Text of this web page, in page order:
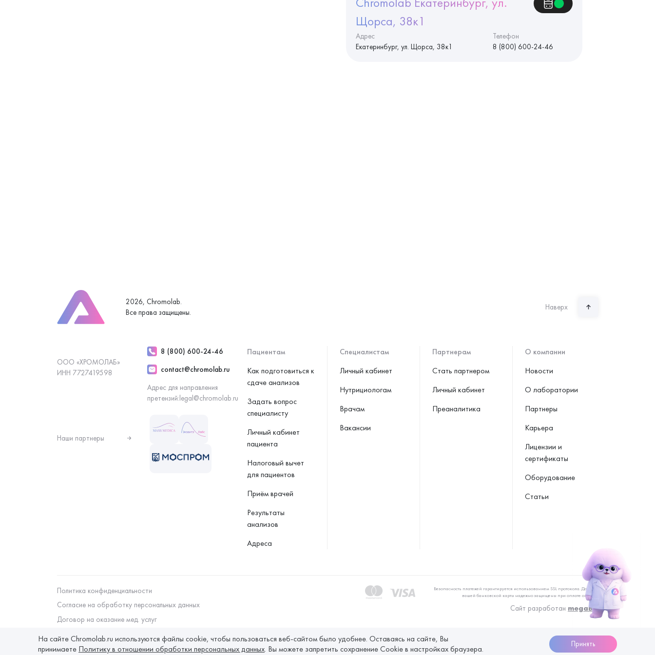
Щорса, 38к1
Адрес
Екатеринбург, ул. Щорса, 38к1
Телефон
8 (800) 600-24-46
2026, Chromolab.
Все права защищены.
Наверх
Пациентам
Как подготовиться к
сдаче анализов
Задать вопрос
специалисту
Личный кабинет
пациента
Налоговый вычет
для пациентов
Приём врачей
Результаты
анализов
Адреса
Специалистам
Личный кабинет
Нутрициологам
Врачам
Вакансии
Партнерам
Стать партнером
Личный кабинет
Преаналитика
О компании
Новости
О лаборатории
Партнеры
Карьера
Лицензии и
сертификаты
Оборудование
Статьи
ООО «ХРОМОЛАБ»
ИНН 7727419598
8 (800) 600-24-46
contact@chromolab.ru
Адрес для направления
претензий:legal@chromolab.ru
Наши партнеры
Политика конфиденциальности
Согласие на обработку персональных данных
Договор на оказание мед. услуг
Безопасность платежей гарантируется использованием SSL протокола. Данные
вашей банковской карты надежно защищены при оплате онлайн
Сайт разработан megaBit
На сайте Chromolab.ru используются файлы cookie, чтобы пользоваться веб-сайтом было удобнее. Оставаясь на сайте, Вы
принимаете Политику в отношении обработки персональных данных. Вы можете запретить сохранение Cookie в настройках браузера.
Принять